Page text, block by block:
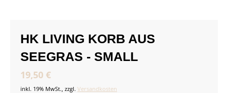
HK LIVING KORB AUS
SEEGRAS - SMALL
19,50 €
inkl. 19% MwSt., zzgl. Versandkosten